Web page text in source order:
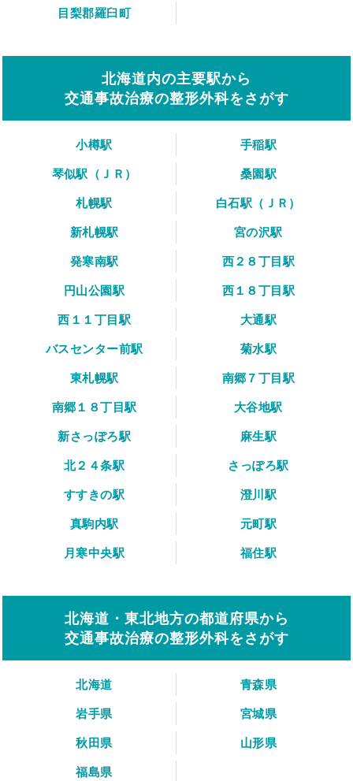
目梨郡羅臼町
北海道内の主要駅から
交通事故治療の整形外科をさがす
小樽駅
手稲駅
琴似駅（ＪＲ）
桑園駅
札幌駅
白石駅（ＪＲ）
新札幌駅
宮の沢駅
発寒南駅
西２８丁目駅
円山公園駅
西１８丁目駅
西１１丁目駅
大通駅
バスセンター前駅
菊水駅
東札幌駅
南郷７丁目駅
南郷１８丁目駅
大谷地駅
新さっぽろ駅
麻生駅
北２４条駅
さっぽろ駅
すすきの駅
澄川駅
真駒内駅
元町駅
月寒中央駅
福住駅
北海道・東北地方の都道府県から
交通事故治療の整形外科をさがす
北海道
青森県
岩手県
宮城県
秋田県
山形県
福島県